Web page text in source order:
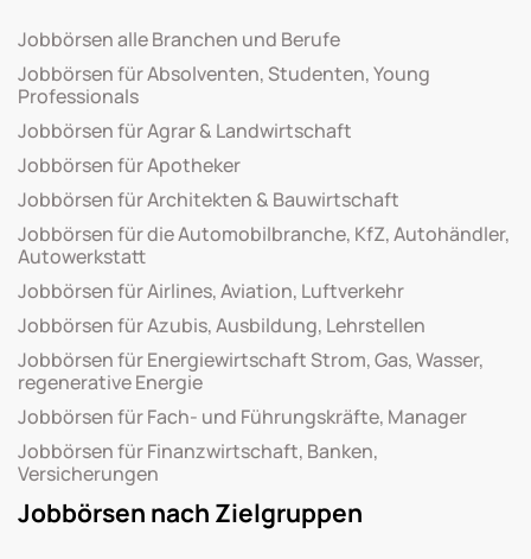
Jobbörsen alle Branchen und Berufe
Jobbörsen für Absolventen, Studenten, Young
Professionals
Jobbörsen für Agrar & Landwirtschaft
Jobbörsen für Apotheker
Jobbörsen für Architekten & Bauwirtschaft
Jobbörsen für die Automobilbranche, KfZ, Autohändler,
Autowerkstatt
Jobbörsen für Airlines, Aviation, Luftverkehr
Jobbörsen für Azubis, Ausbildung, Lehrstellen
Jobbörsen für Energiewirtschaft Strom, Gas, Wasser,
regenerative Energie
Jobbörsen für Fach- und Führungskräfte, Manager
Jobbörsen für Finanzwirtschaft, Banken,
Versicherungen
Jobbörsen nach Zielgruppen